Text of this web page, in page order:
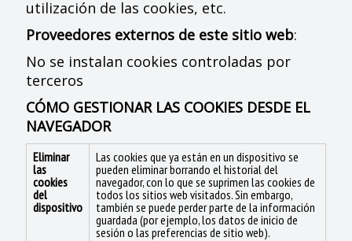
utilización de las cookies, etc.
Proveedores externos de este sitio web:
No se instalan cookies controladas por
terceros
CÓMO GESTIONAR LAS COOKIES DESDE EL
NAVEGADOR
Eliminar
las
cookies
del
dispositivo
Las cookies que ya están en un dispositivo se
pueden eliminar borrando el historial del
navegador, con lo que se suprimen las cookies de
todos los sitios web visitados. Sin embargo,
también se puede perder parte de la información
guardada (por ejemplo, los datos de inicio de
sesión o las preferencias de sitio web).